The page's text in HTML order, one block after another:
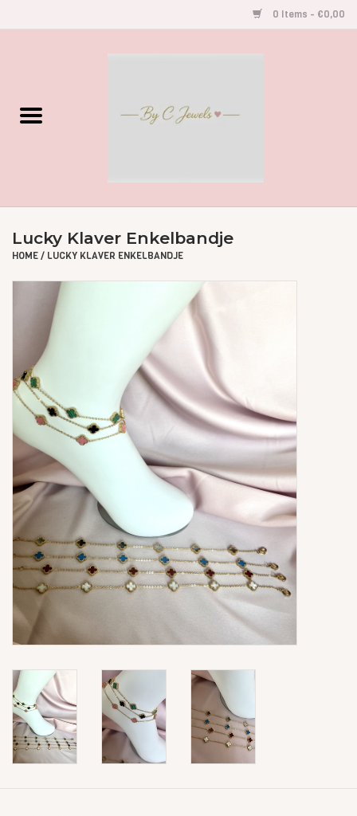
0 Items - €0,00
Gegraveerde Sieraden
Oorbellen
Kettingen
Accessoires
Ringen
Super Sale
New In
Special Satijn Koord
Brands
Lucky Klaver Enkelbandje
HOME/ LUCKY KLAVER ENKELBANDJE